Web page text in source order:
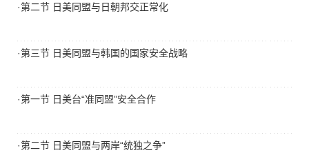
·第二节 日美同盟与日朝邦交正常化
·第三节 日美同盟与韩国的国家安全战略
·第一节 日美台“准同盟”安全合作
·第二节 日美同盟与两岸“统独之争”